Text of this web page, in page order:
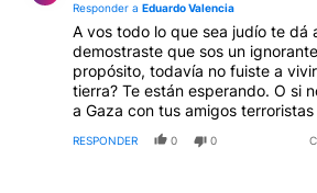
Responder a Eduardo Valencia
A vos todo lo que sea judío te dá
demostraste que sos un
propósito, todavía no fuiste a
tierra? Te están esperando. O si
a Gaza con tus amigos terroristas
RESPONDER 0 0